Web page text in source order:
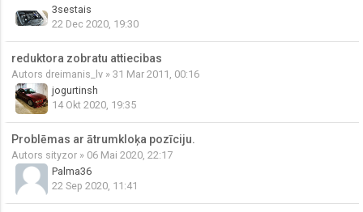
3sestais
22 Dec 2020, 19:30
reduktora zobratu attiecibas
Autors dreimanis_lv » 31 Mar 2011, 00:16
jogurtinsh
14 Okt 2020, 19:35
Problēmas ar ātrumkloķa pozīciju.
Autors sityzor » 06 Mai 2020, 22:17
Palma36
22 Sep 2020, 11:41